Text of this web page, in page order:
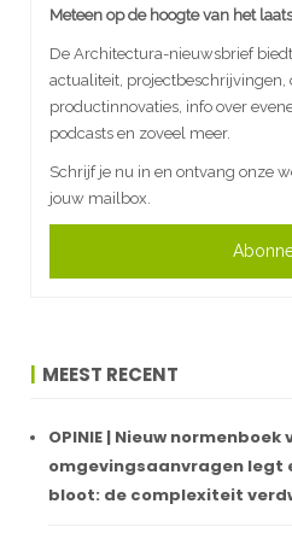
Meteen op de hoogte van het
De Architectura-nieuwsbrief
actualiteit, projectbeschrijvingen,
productinnovaties, info over
podcasts en zoveel meer.
Schrijf je nu in en ontvang onze
jouw mailbox.
MEEST RECENT
OPINIE | Nieuw normenboek
omgevingsaanvragen legt
bloot: de complexiteit